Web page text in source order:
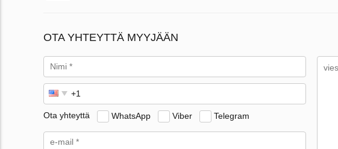
OTA YHTEYTTÄ MYYJÄÄN
Ota yhteyttä WhatsApp Viber Telegram